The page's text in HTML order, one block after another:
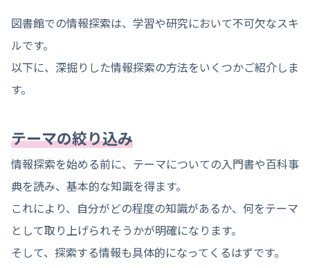
図書館での情報探索は、学習や研究において不可欠なスキ
ルです。
以下に、深掘りした情報探索の方法をいくつかご紹介しま
す。
テーマの絞り込み
情報探索を始める前に、テーマについての入門書や百科事
典を読み、基本的な知識を得ます。
これにより、自分がどの程度の知識があるか、何をテーマ
として取り上げられそうかが明確になります。
そして、探索する情報も具体的になってくるはずです。